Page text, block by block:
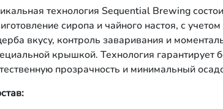
технология Sequential Brewing
сиропа и чайного настоя, с
вкусу, контроль заваривания и
крышкой. Технология гарантирует
прозрачность и минимальный